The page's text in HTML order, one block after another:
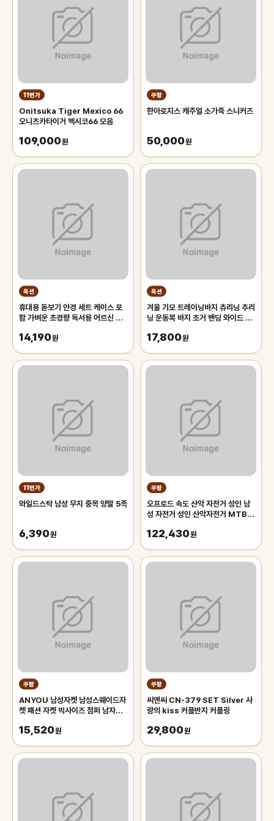
11번가
Onitsuka Tiger Mexico 66
오니츠카타이거 멕시코66 모음
109,000원
쿠팡
한아로지스 캐주얼 소가죽 스니커즈
50,000원
옥션
휴대용 돋보기 안경 세트 케이스 포
함 가벼운 초경량 독서용 어르신 노
남성
14,190원
옥션
겨울 기모 트레이닝바지 츄리닝 추리
닝 운동복 바지 조거 밴딩 와이드 팬
17,800원
11번가
와일드스탁 남성 무지 중목 양말 5족
6,390원
쿠팡
오프로드 속도 산악 자전거 성인 남
성 자전거 성인 산악자전거 MTB,
122,430원
쿠팡
ANYOU 남성자켓 남성스웨이드자
켓 패션 자켓 빅사이즈 점퍼 남자자
15,520원
쿠팡
씨엔씨 CN-379 SET Silver 사
랑의 kiss 커플반지 커플링
29,800원